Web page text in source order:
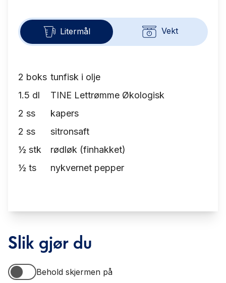
Litermål Vekt
2 boks tunfisk i olje
1.5 dl
TINE Lettrømme Økologisk
2 ss
kapers
2 ss
sitronsaft
½ stk
rødløk (finhakket)
½ ts nykvernet pepper
Slik gjør du
Behold skjermen på
Behold skjermen på